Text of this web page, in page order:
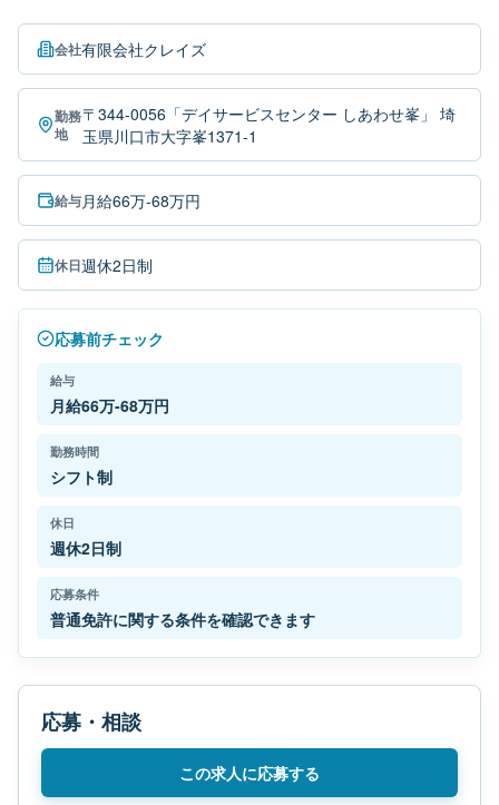
会社有限会社クレイズ
勤務
地
〒344-0056「デイサービスセンター しあわせ峯」 埼
玉県川口市大字峯1371-1
給与月給66万-68万円
休日週休2日制
応募前チェック
給与
月給66万-68万円
勤務時間
シフト制
休日
週休2日制
応募条件
普通免許に関する条件を確認できます
応募・相談
この求人に応募する